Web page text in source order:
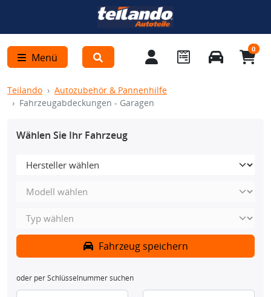
Menü
0
Teilando
Autozubehör & Pannenhilfe
Fahrzeugabdeckungen - Garagen
Wählen Sie Ihr Fahrzeug
Fahrzeug speichern
oder per Schlüsselnummer suchen